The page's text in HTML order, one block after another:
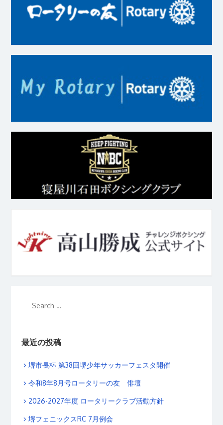
最近の投稿
堺市長杯 第38回堺少年サッカーフェスタ開催
令和8年8月号ロータリーの友 俳壇
2026-2027年度 ロータリークラブ活動方針
堺フェニックスRC 7月例会